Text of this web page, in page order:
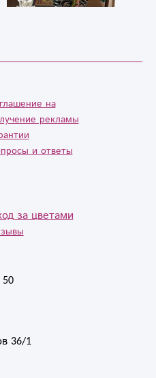
36/1
на
рекламы
и ответы
за цветами